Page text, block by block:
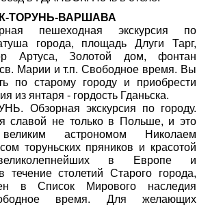
ТОРУНЬ-ВАРШАВА
пешеходная экскурсия по
города, площадь Длуги Тарг,
Артуса, Золотой дом, фонтан
св. Марии и т.п. Свободное время. Вы
по старому городу и приобрести
из янтаря - гордость Гданьска.
Обзорная экскурсия по городу.
славой не только в Польше, и это
астрономом Николаем
торуньских пряников и красотой
в Европе и
течение столетий Старого города,
в Список Мирового наследия
время. Для желающих